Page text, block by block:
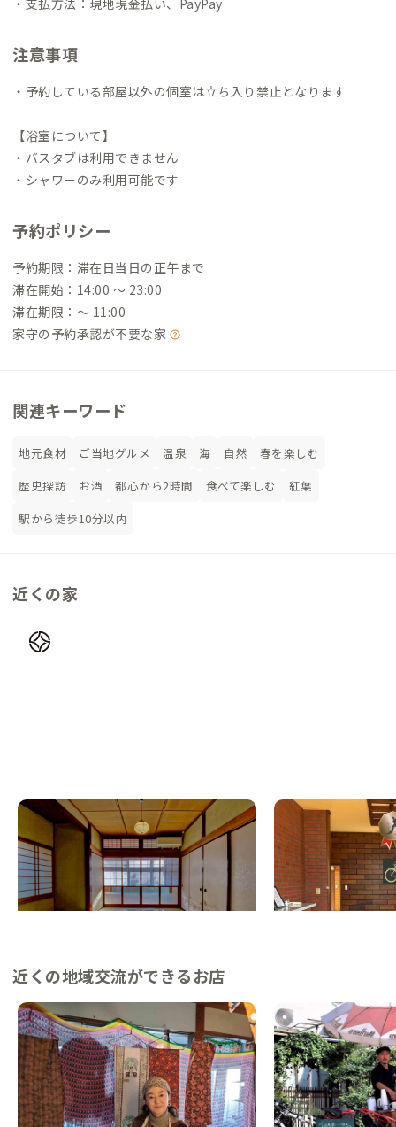
・支払方法：現地現金払い、PayPay
注意事項
・予約している部屋以外の個室は立ち入り禁止となります
【浴室について】
・バスタブは利用できません
・シャワーのみ利用可能です
予約ポリシー
予約期限：滞在日当日の正午まで
滞在開始：14:00 〜 23:00
滞在期限：〜 11:00
家守の予約承認が不要な家
関連キーワード
地元食材 ご当地グルメ 温泉 海 自然
春を楽しむ
歴史探訪
お酒 都心から2時間 食べて楽しむ
紅葉
駅から徒歩10分以内
近くの家
一宮B邸
千葉県 戸建て
【駅徒歩6分】海も近くサーファーに人気の
町にある家
この家からの距離 28km
千倉C邸
千葉県 戸建て
【海まで徒歩10分】
でインテリアを楽し
この家からの距離 32km
近くの地域交流ができるお店